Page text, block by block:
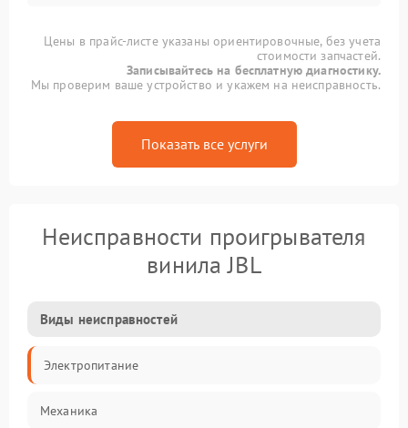
Цены в прайс-листе указаны ориентировочные, без учета
стоимости запчастей.
Записывайтесь на бесплатную диагностику.
Мы проверим ваше устройство и укажем на неисправность.
Показать все услуги
Неисправности проигрывателя
винила JBL
Виды неисправностей
Электропитание
Механика